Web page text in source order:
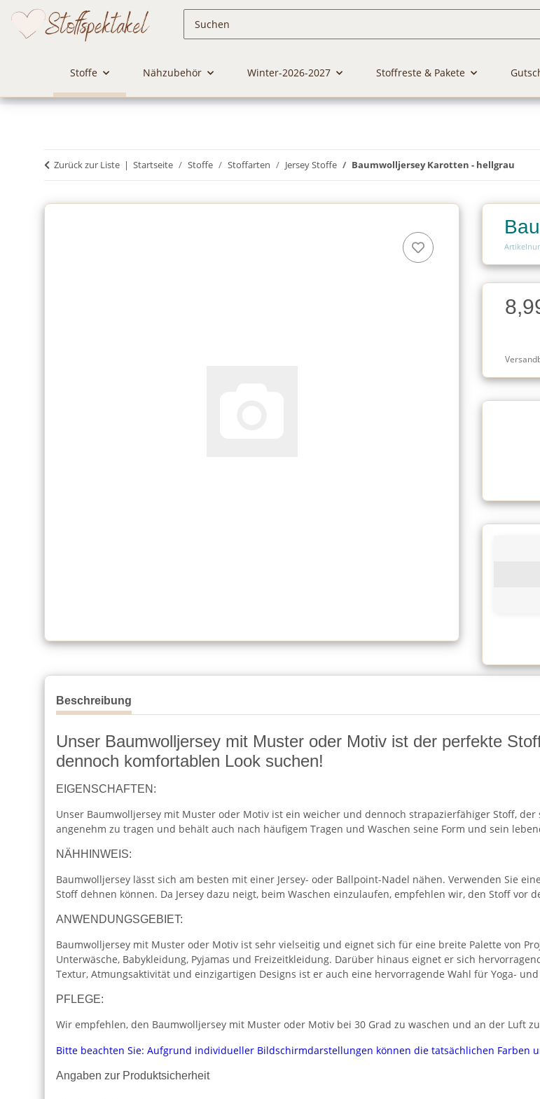
Stoffe Nähzubehör Winter-2026-2027 Stoffreste & Pakete
Zurück zur Liste Startseite Stoffe Stoffarten Jersey Stoffe Baumwolljersey Karotten - hellgrau
Charge
Charge
Beschreibung
Unser Baumwolljersey mit Muster oder Motiv ist der perfekte
dennoch komfortablen Look suchen!
EIGENSCHAFTEN:
Unser Baumwolljersey mit Muster oder Motiv ist ein weicher und dennoch strapazierfähiger Stoff,
angenehm zu tragen und behält auch nach häufigem Tragen und Waschen seine Form und sein
NÄHHINWEIS:
Baumwolljersey lässt sich am besten mit einer Jersey- oder Ballpoint-Nadel nähen. Verwenden Sie
Stoff dehnen können. Da Jersey dazu neigt, beim Waschen einzulaufen, empfehlen wir, den Stoff vor
ANWENDUNGSGEBIET:
Baumwolljersey mit Muster oder Motiv ist sehr vielseitig und eignet sich für eine breite Palette von
Unterwäsche, Babykleidung, Pyjamas und Freizeitkleidung. Darüber hinaus eignet er sich
Textur, Atmungsaktivität und einzigartigen Designs ist er auch eine hervorragende Wahl für Yoga-
PFLEGE:
Wir empfehlen, den Baumwolljersey mit Muster oder Motiv bei 30 Grad zu waschen und an der Luft
Bitte beachten Sie: Aufgrund individueller Bildschirmdarstellungen können die tatsächlichen Farben
Angaben zur Produktsicherheit